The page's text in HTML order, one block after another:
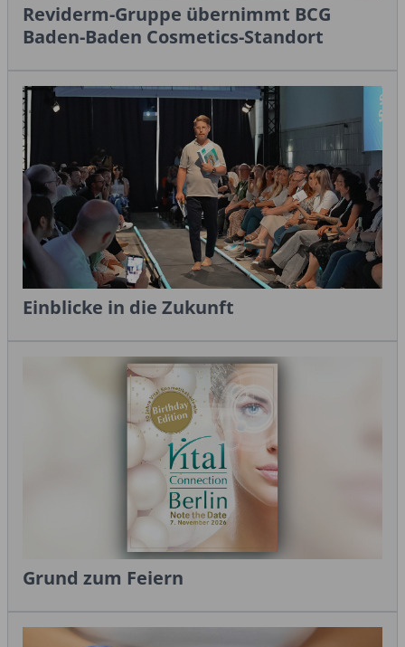
Reviderm-Gruppe übernimmt BCG
Baden-Baden Cosmetics-Standort
Einblicke in die Zukunft
Grund zum Feiern